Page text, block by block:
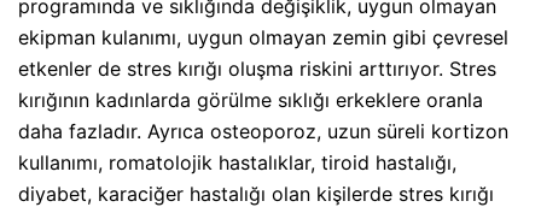
programında ve sıklığında değişiklik, uygun olmayan
ekipman kulanımı, uygun olmayan zemin gibi çevresel
etkenler de stres kırığı oluşma riskini arttırıyor. Stres
kırığının kadınlarda görülme sıklığı erkeklere oranla
daha fazladır. Ayrıca osteoporoz, uzun süreli kortizon
kullanımı, romatolojik hastalıklar, tiroid hastalığı,
diyabet, karaciğer hastalığı olan kişilerde stres kırığı